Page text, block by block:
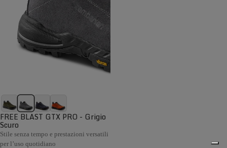
FREE BLAST GTX PRO - Grigio
Scuro
Stile senza tempo e prestazioni versatili
per l’uso quotidiano